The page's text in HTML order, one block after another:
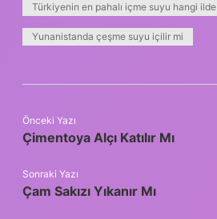
Türkiyenin en pahalı içme suyu hangi ilde
Yunanistanda çeşme suyu içilir mi
Önceki Yazı
Çimentoya Alçı Katılır Mı
Sonraki Yazı
Çam Sakızı Yıkanır Mı